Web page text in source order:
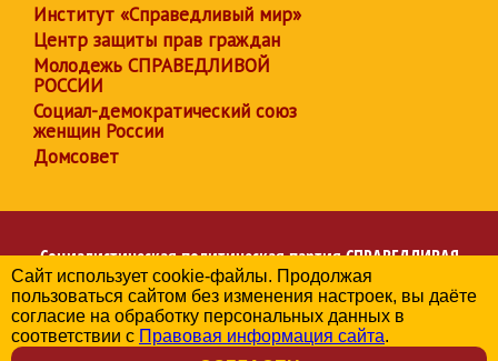
Институт «Справедливый мир»
Центр защиты прав граждан
Молодежь СПРАВЕДЛИВОЙ
РОССИИ
Социал-демократический союз
женщин России
Домсовет
Социалистическая политическая партияСПРАВЕДЛИВАЯ
РОССИЯ
Региональное отделение партии в Алтайском крае
© 2006-2026
Политика в отношении обработки персональных данных
Сайт использует cookie-файлы. Продолжая
пользоваться сайтом без изменения настроек, вы даёте
согласие на обработку персональных данных в
соответствии с Правовая информация сайта.